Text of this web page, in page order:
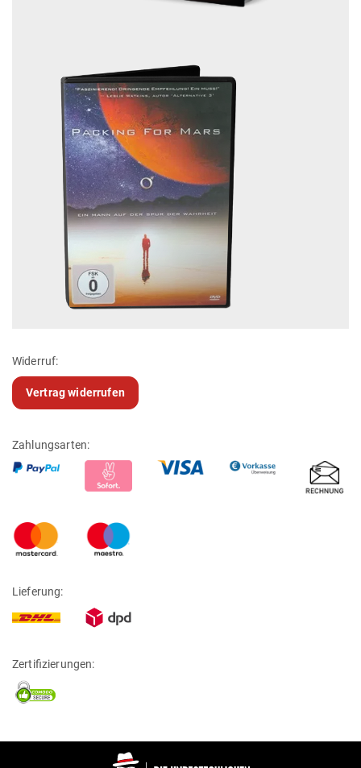
Widerruf:
Vertrag widerrufen
Zahlungsarten:
Lieferung:
Zertifizierungen: